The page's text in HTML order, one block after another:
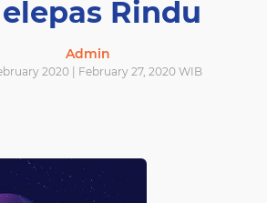
Rindu
Admin
2020 | February 27, 2020 WIB